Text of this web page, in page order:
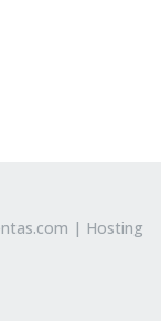
| Hosting